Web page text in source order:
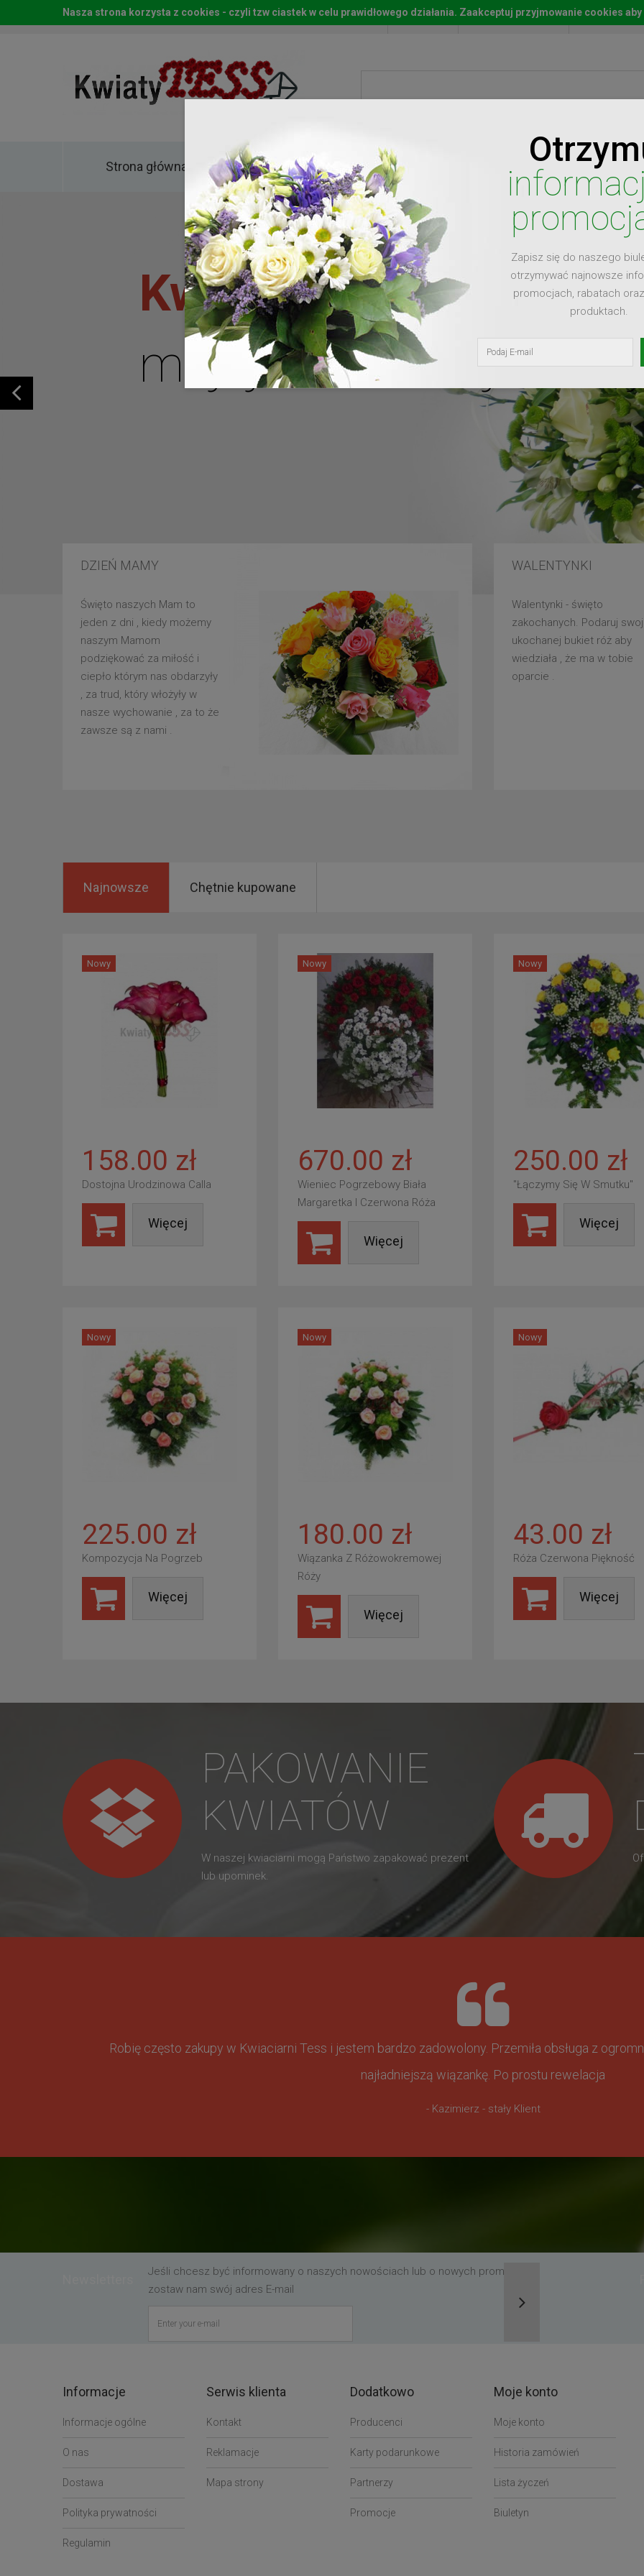
Start Moje konto Lista
Strona główna Kwiaty
Kwiaty dla
mojej ukochanej
DZIEŃ MAMY
Święto naszych Mam to
jeden z dni , kiedy możemy
naszym Mamom
podziękować za miłość i
ciepło którym nas obdarzyły
, za trud, który włożyły w
nasze wychowanie , za to że
zawsze są z nami .
WALENTYNKI
Walentynki - święto
zakochanych. Podaruj
ukochanej bukiet róż aby
wiedziała , że ma w tobie
oparcie .
Zapisz się do naszego
otrzymywać najnowsze
promocjach, rabatach
produktach.
Najnowsze Chętnie kupowane
Nowy
158.00 zł
Dostojna Urodzinowa Calla
Więcej
Nowy
670.00 zł
Wieniec Pogrzebowy Biała
Margaretka I Czerwona Róża
Więcej
Nowy
250.00 zł
"Łączymy Się W Smutku"
Więcej
Nowy
225.00 zł
Kompozycja Na Pogrzeb
Więcej
Nowy
180.00 zł
Wiązanka Z Różowokremowej
Róży
Więcej
Nowy
43.00 zł
Róża Czerwona Piękność
Więcej
PAKOWANIE
KWIATÓW
W naszej kwiaciarni mogą Państwo zapakować prezent
lub upominek.
Robię często zakupy w Kwiaciarni Tess i jestem bardzo zadowolony. Przemiła obsługa z
najładniejszą wiązankę. Po prostu rewelacja
- Kazimierz - stały Klient
Jeśli chcesz być informowany o naszych nowościach lub o nowych promocjach,
zostaw nam swój adres E-mail
Nasza strona korzysta z cookies - czyli tzw ciastek w celu prawidłowego działania. Zaakceptuj przyjmowanie cookies
Informacje
Informacje ogólne
O nas
Dostawa
Polityka prywatności
Regulamin
Serwis klienta
Kontakt
Reklamacje
Mapa strony
Dodatkowo
Producenci
Karty podarunkowe
Partnerzy
Promocje
Moje konto
Moje konto
Historia zamówień
Lista życzeń
Biuletyn